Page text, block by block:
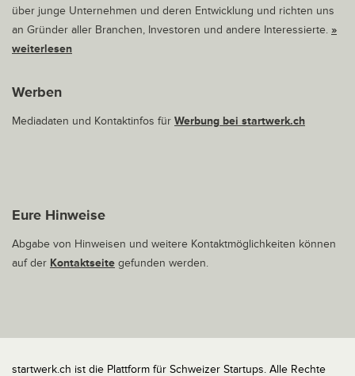
über junge Unternehmen und deren Entwicklung und richten uns
an Gründer aller Branchen, Investoren und andere Interessierte. »
weiterlesen
Werben
Mediadaten und Kontaktinfos für Werbung bei startwerk.ch
Eure Hinweise
Abgabe von Hinweisen und weitere Kontaktmöglichkeiten können
auf der Kontaktseite gefunden werden.
startwerk.ch ist die Plattform für Schweizer Startups. Alle Rechte